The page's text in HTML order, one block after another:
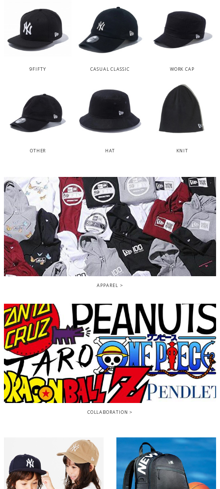
9FIFTY CASUAL CLASSIC WORK CAP
OTHER HAT KNIT
APPAREL
COLLABORATION